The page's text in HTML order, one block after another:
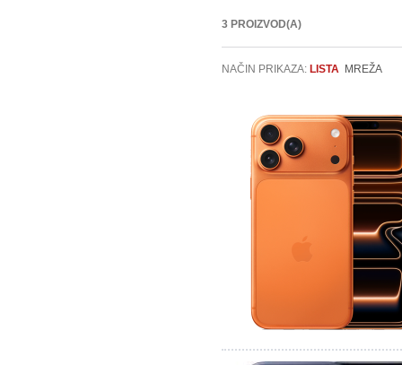
3 PROIZVOD(A)
NAČIN PRIKAZA: LISTA MREŽA